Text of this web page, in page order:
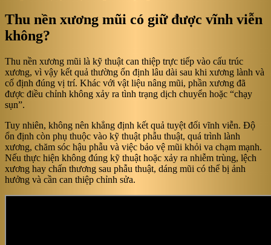
Thu nền xương mũi có giữ được vĩnh viễn
không?
Thu nền xương mũi là kỹ thuật can thiệp trực tiếp vào cấu trúc
xương, vì vậy kết quả thường ổn định lâu dài sau khi xương lành và
cố định đúng vị trí. Khác với vật liệu nâng mũi, phần xương đã
được điều chỉnh không xảy ra tình trạng dịch chuyển hoặc “chạy
sụn”.
Tuy nhiên, không nên khẳng định kết quả tuyệt đối vĩnh viễn. Độ
ổn định còn phụ thuộc vào kỹ thuật phẫu thuật, quá trình lành
xương, chăm sóc hậu phẫu và việc bảo vệ mũi khỏi va chạm mạnh.
Nếu thực hiện không đúng kỹ thuật hoặc xảy ra nhiễm trùng, lệch
xương hay chấn thương sau phẫu thuật, dáng mũi có thể bị ảnh
hưởng và cần can thiệp chỉnh sửa.